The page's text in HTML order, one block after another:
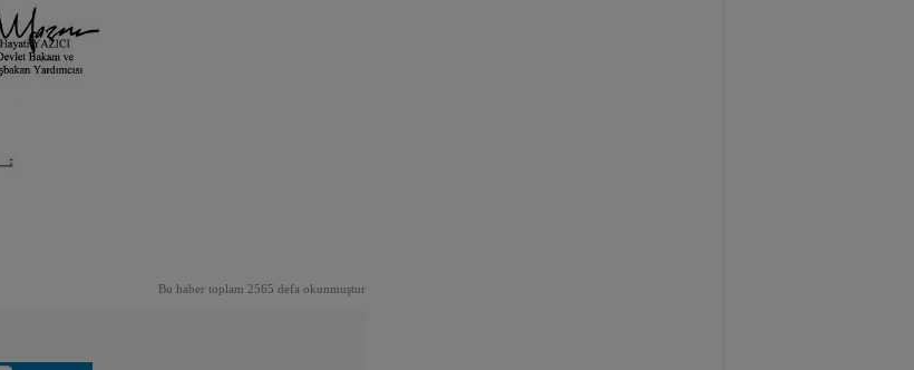
Bu haber toplam 2565 defa okunmuştur